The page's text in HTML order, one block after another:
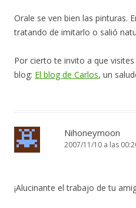
Orale se ven bien las pinturas.
tratando de imitarlo o salió
Por cierto te invito a que
blog: El blog de Carlos, un
Nihoneymoon
2007/11/10 a las
¡Alucinante el trabajo de tu